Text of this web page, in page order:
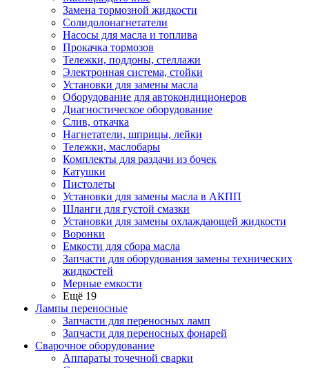
Замена тормозной жидкости
Солидолонагнетатели
Насосы для масла и топлива
Прокачка тормозов
Тележки, поддоны, стеллажи
Электронная система, стойки
Установки для замены масла
Оборудование для автокондиционеров
Диагностическое оборудование
Слив, откачка
Нагнетатели, шприцы, лейки
Тележки, маслобары
Комплекты для раздачи из бочек
Катушки
Пистолеты
Установки для замены масла в АКПП
Шланги для густой смазки
Установки для замены охлаждающей жидкости
Воронки
Емкости для сбора масла
Запчасти для оборудования замены технических
жидкостей
Мерные емкости
Ещё 19
Лампы переносные
Запчасти для переносных ламп
Запчасти для переносных фонарей
Сварочное оборудование
Аппараты точечной сварки